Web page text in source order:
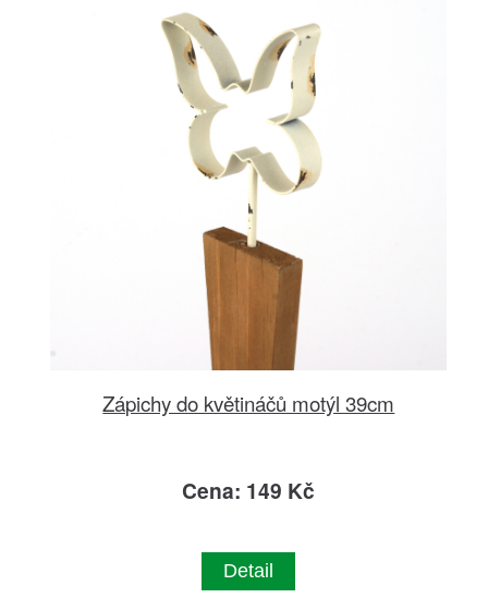
Zápichy do květináčů motýl 39cm
Cena: 149 Kč
Detail